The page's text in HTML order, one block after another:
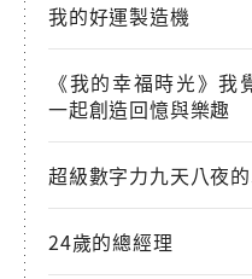
我的好運製造機
《我的幸福時光》
一起創造回憶與樂趣
超級數字力九天八夜
24歲的總經理